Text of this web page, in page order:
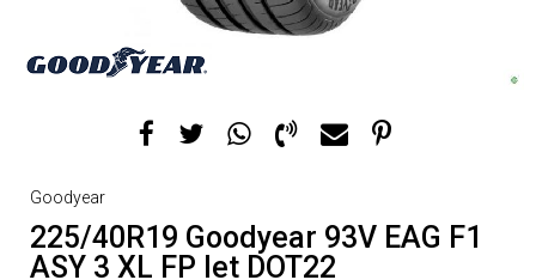
Goodyear
225/40R19 Goodyear 93V EAG F1
ASY 3 XL FP let DOT22